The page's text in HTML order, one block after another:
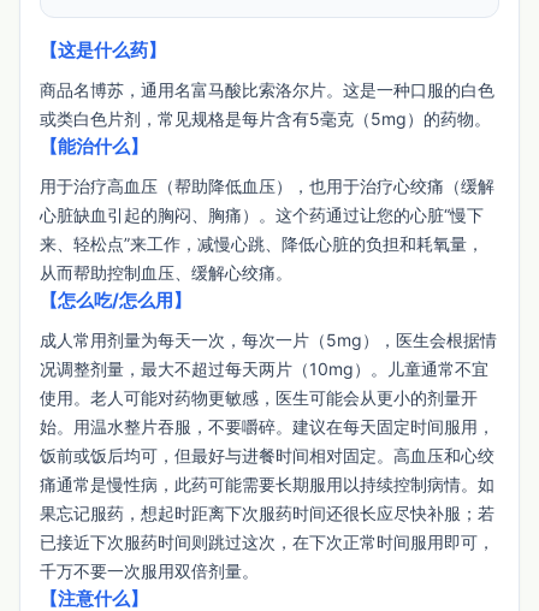
【这是什么药】
商品名博苏，通用名富马酸比索洛尔片。这是一种口服的白色
或类白色片剂，常见规格是每片含有5毫克（5mg）的药物。
【能治什么】
用于治疗高血压（帮助降低血压），也用于治疗心绞痛（缓解
心脏缺血引起的胸闷、胸痛）。这个药通过让您的心脏“慢下
来、轻松点”来工作，减慢心跳、降低心脏的负担和耗氧量，
从而帮助控制血压、缓解心绞痛。
【怎么吃/怎么用】
成人常用剂量为每天一次，每次一片（5mg），医生会根据情
况调整剂量，最大不超过每天两片（10mg）。儿童通常不宜
使用。老人可能对药物更敏感，医生可能会从更小的剂量开
始。用温水整片吞服，不要嚼碎。建议在每天固定时间服用，
饭前或饭后均可，但最好与进餐时间相对固定。高血压和心绞
痛通常是慢性病，此药可能需要长期服用以持续控制病情。如
果忘记服药，想起时距离下次服药时间还很长应尽快补服；若
已接近下次服药时间则跳过这次，在下次正常时间服用即可，
千万不要一次服用双倍剂量。
【注意什么】